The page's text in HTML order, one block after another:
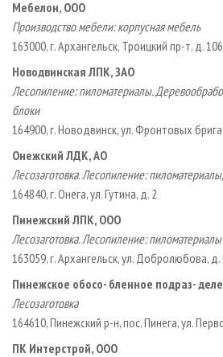
Мебелон, ООО
Производство мебели: корпусная мебель
163000, г. Архангельск, Троицкий пр-т, д.
Новодвинская ЛПК, ЗАО
Лесопиление: пиломатериалы.
блоки
164900, г. Новодвинск, ул. Фронтовых
Онежский ЛДК, АО
Лесозаготовка. Лесопиление:
164840, г. Онега, ул. Гутина, д. 2
Пинежский ЛПК, ООО
Лесозаготовка. Лесопиление: пиломатериалы
163059, г. Архангельск, ул. Добролюбова, д.
Пинежское обосо- бленное подраз-
Лесозаготовка
164610, Пинежский р-н, пос. Пинега, ул.
ПК Интерстрой, ООО